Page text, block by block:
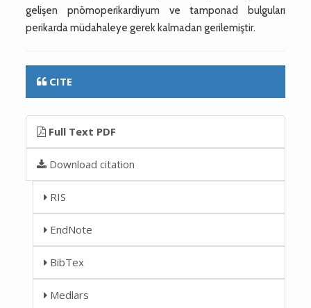
gelişen pnömoperikardiyum ve tamponad bulguları
perikarda müdahaleye gerek kalmadan gerilemiştir.
CITE
Full Text PDF
Download citation
RIS
EndNote
BibTex
Medlars